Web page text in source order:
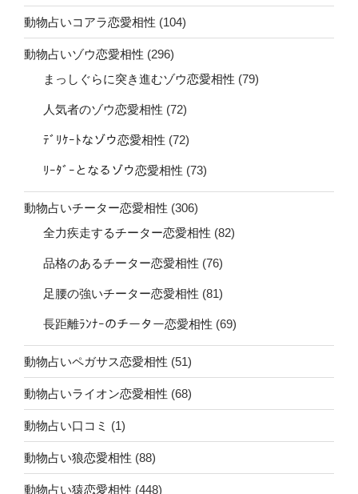
動物占いコアラ恋愛相性 (104)
動物占いゾウ恋愛相性 (296)
まっしぐらに突き進むゾウ恋愛相性 (79)
人気者のゾウ恋愛相性 (72)
ﾃﾞﾘｹｰﾄなゾウ恋愛相性 (72)
ﾘｰﾀﾞｰとなるゾウ恋愛相性 (73)
動物占いチーター恋愛相性 (306)
全力疾走するチーター恋愛相性 (82)
品格のあるチーター恋愛相性 (76)
足腰の強いチーター恋愛相性 (81)
長距離ﾗﾝﾅｰのチーター恋愛相性 (69)
動物占いペガサス恋愛相性 (51)
動物占いライオン恋愛相性 (68)
動物占い口コミ (1)
動物占い狼恋愛相性 (88)
動物占い猿恋愛相性 (448)